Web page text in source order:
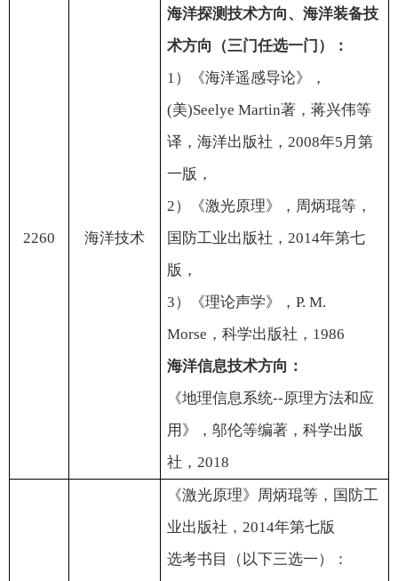
2260 海洋技术
海洋探测技术方向、海洋装备技
术方向（三门任选一门）：
1 ）《海洋遥感导论》，
(美)Seelye Martin著，蒋兴伟等
译，海洋出版社， 2008年5 月第
一版，
2）《激光原理》，周炳琨等，
国防工业出版社， 2014年第七
版，
3）《理论声学》， P. M.
Morse ，科学出版社， 1986
海洋信息技术方向：
《地理信息系统--原理方法和应
用》，邬伦等编著，科学出版
社， 2018
《激光原理》周炳琨等，国防工
业出版社， 2014年第七版
选考书目（以下三选一）：